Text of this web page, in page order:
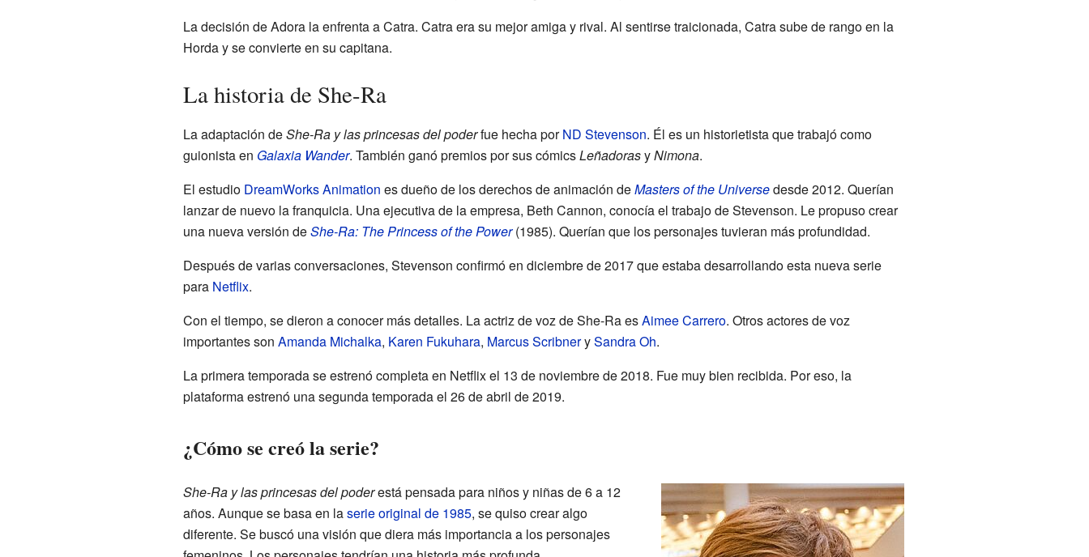
La decisión de Adora la enfrenta a Catra. Catra era su mejor amiga y rival. Al sentirse traicionada, Catra sube de rango en la
Horda y se convierte en su capitana.
La historia de She-Ra
La adaptación deShe-Ra y las princesas del poderfue hecha porND Stevenson. Él es un historietista que trabajó como
guionista en Galaxia Wander. También ganó premios por sus cómicsLeñadorasyNimona.
El estudio DreamWorks Animation es dueño de los derechos de animación deMasters of the Universedesde 2012. Querían
lanzar de nuevo la franquicia. Una ejecutiva de la empresa, Beth Cannon, conocía el trabajo de Stevenson. Le propuso crear
una nueva versión deShe-Ra: The Princess of the Power(1985). Querían que los personajes tuvieran más profundidad.
Después de varias conversaciones, Stevenson confirmó en diciembre de 2017 que estaba desarrollando esta nueva serie
para Netflix.
Con el tiempo, se dieron a conocer más detalles. La actriz de voz de She-Ra esAimee Carrero. Otros actores de voz
importantes son Amanda Michalka, Karen Fukuhara, Marcus ScribnerySandra Oh.
La primera temporada se estrenó completa en Netflix el 13 de noviembre de 2018. Fue muy bien recibida. Por eso, la
plataforma estrenó una segunda temporada el 26 de abril de 2019.
¿Cómo se creó la serie?
She-Ra y las princesas del poderestá pensada para niños y niñas de 6 a 12
años. Aunque se basa en laserie original de 1985, se quiso crear algo
diferente. Se buscó una visión que diera más importancia a los personajes